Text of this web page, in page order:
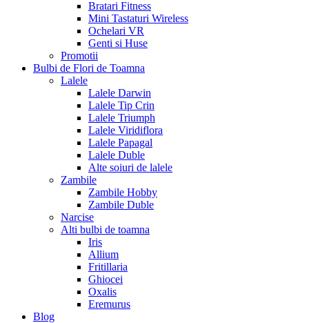
Bratari Fitness
Mini Tastaturi Wireless
Ochelari VR
Genti si Huse
Promotii
Bulbi de Flori de Toamna
Lalele
Lalele Darwin
Lalele Tip Crin
Lalele Triumph
Lalele Viridiflora
Lalele Papagal
Lalele Duble
Alte soiuri de lalele
Zambile
Zambile Hobby
Zambile Duble
Narcise
Alti bulbi de toamna
Iris
Allium
Fritillaria
Ghiocei
Oxalis
Eremurus
Blog